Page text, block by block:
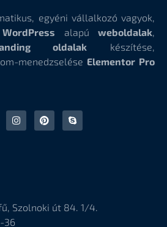
egyéni vállalkozó vagyok,
WordPress alapú weboldalak,
oldalak készítése,
menedzselése Elementor Pro
Szolnoki út 84. 1/4.
36